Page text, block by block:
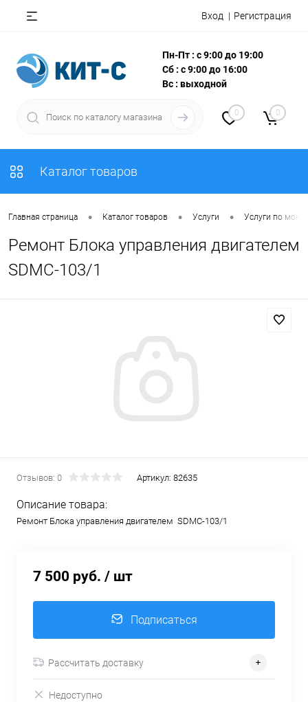
Вход Регистрация
Пн-Пт : с 9:00 до 19:00
Сб : с 9:00 до 16:00
Вс : выходной
0 0
Каталог товаров
Главная страница • Каталог товаров • Услуги • Услуги по
Ремонт Блока управления двигателем
SDMC-103/1
Отзывов: 0 Артикул: 82635
Описание товара:
Ремонт Блока управления двигателем SDMC-103/1
7 500 руб. / шт
Подписаться
Рассчитать доставку
Недоступно